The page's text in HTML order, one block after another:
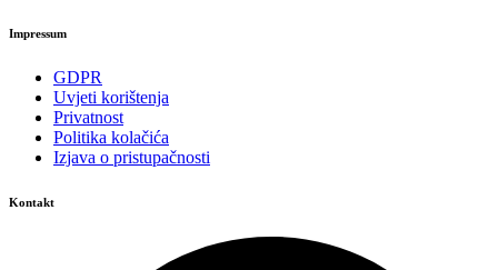
Impressum
GDPR
Uvjeti korištenja
Privatnost
Politika kolačića
Izjava o pristupačnosti
Kontakt